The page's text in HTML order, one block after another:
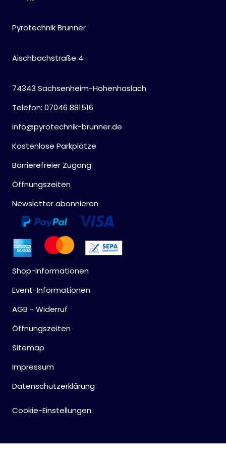
Pyrotechnik Brunner
Aischbachstraße 4
74343 Sachsenheim-Hohenhaslach
Telefon: 07046 881516
info@pyrotechnik-brunner.de
Kostenlose Parkplätze
Barrierefreier Zugang
Öffnungszeiten
Newsletter abonnieren
Shop-Informationen
Event-Informationen
AGB - Widerruf
Öffnungszeiten
Sitemap
Impressum
Datenschutzerklärung
Cookie-Einstellungen